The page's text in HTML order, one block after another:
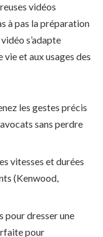
vidéos
à pas la préparation
s’adapte
et aux usages des
les gestes précis
sans perdre
vitesses et durées
(Kenwood,
pour dresser une
pour